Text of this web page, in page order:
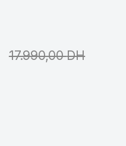
17.990,00DH